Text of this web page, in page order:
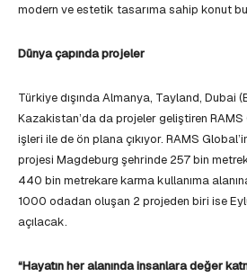
modern ve estetik tasarıma sahip konut
Dünya çapında projeler
Türkiye dışında Almanya, Tayland, Dubai
Kazakistan’da da projeler geliştiren
işleri ile de ön plana çıkıyor. RAMS
projesi Magdeburg şehrinde 257 bin
440 bin metrekare karma kullanıma
1000 odadan oluşan 2 projeden biri ise
açılacak.
“Hayatın her alanında insanlara değer